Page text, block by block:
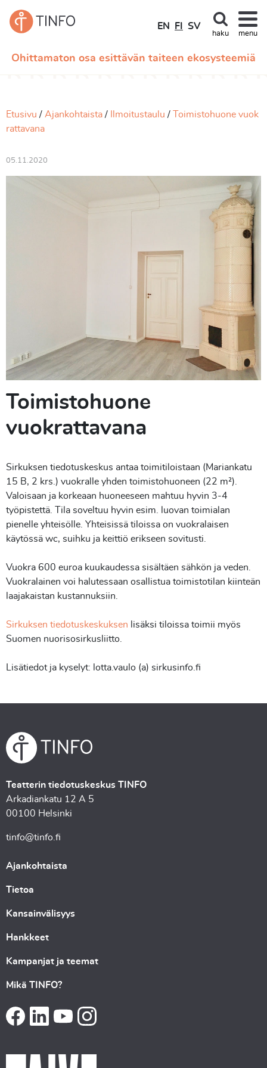
Ohittamaton osa esittävän taiteen ekosysteemiä
EN FI SV
haku menu
Etusivu Ajankohtaista Ilmoitustaulu
Toimistohuone vuok
rattavana
05.11.2020
Toimistohuone
vuokrattavana
Sirkuksen tiedotuskeskus antaa toimitiloistaan (Mariankatu
15 B, 2 krs.) vuokralle yhden toimistohuoneen (22 m²).
Valoisaan ja korkeaan huoneeseen mahtuu hyvin 3-4
työpistettä. Tila soveltuu hyvin esim. luovan toimialan
pienelle yhteisölle. Yhteisissä tiloissa on vuokralaisen
käytössä wc, suihku ja keittiö erikseen sovitusti.
Vuokra 600 euroa kuukaudessa sisältäen sähkön ja veden.
Vuokralainen voi halutessaan osallistua toimistotilan kiinteän
laajakaistan kustannuksiin.
Sirkuksen tiedotuskeskuksen lisäksi tiloissa toimii myös
Suomen nuorisosirkusliitto.
Lisätiedot ja kyselyt: lotta.vaulo (a) sirkusinfo.fi
Teatterin tiedotuskeskus TINFO
Arkadiankatu 12 A 5
00100 Helsinki
tinfo@tinfo.fi
Ajankohtaista
Tietoa
Kansainvälisyys
Hankkeet
Kampanjat ja teemat
Mikä TINFO?